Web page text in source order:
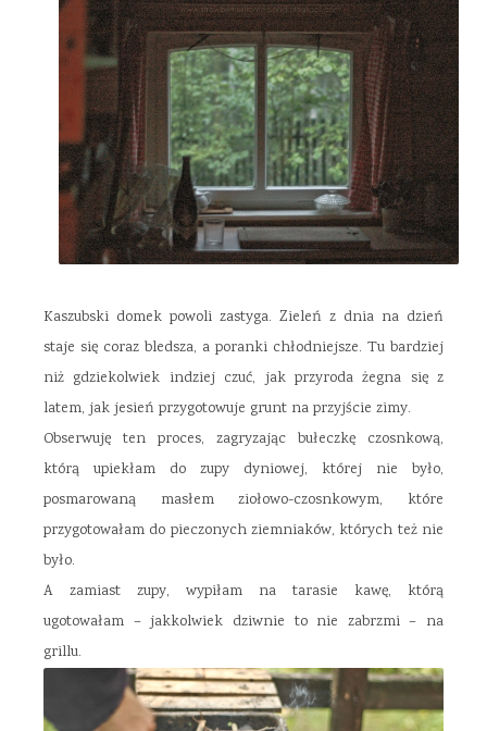
Kaszubski domek powoli zastyga. Zieleń z dnia na dzień
staje się coraz bledsza, a poranki chłodniejsze. Tu bardziej
niż gdziekolwiek indziej czuć, jak przyroda żegna się z
latem, jak jesień przygotowuje grunt na przyjście zimy.
Obserwuję ten proces, zagryzając bułeczkę czosnkową,
którą upiekłam do zupy dyniowej, której nie było,
posmarowaną masłem ziołowo-czosnkowym, które
przygotowałam do pieczonych ziemniaków, których też nie
było.
A zamiast zupy, wypiłam na tarasie kawę, którą
ugotowałam – jakkolwiek dziwnie to nie zabrzmi – na
grillu.